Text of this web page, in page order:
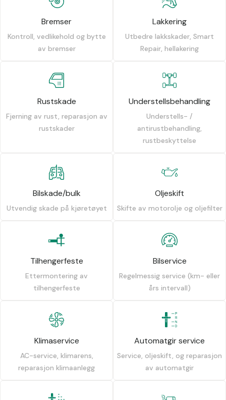
Bremser
Kontroll, vedlikehold og bytte
av bremser
Lakkering
Utbedre lakkskader, Smart
Repair, hellakering
Rustskade
Fjerning av rust, reparasjon av
rustskader
Understellsbehandling
Understells- /
antirustbehandling,
rustbeskyttelse
Bilskade/bulk
Utvendig skade på kjøretøyet
Oljeskift
Skifte av motorolje og oljefilter
Tilhengerfeste
Ettermontering av
tilhengerfeste
Bilservice
Regelmessig service (km- eller
års intervall)
Klimaservice
AC-service, klimarens,
reparasjon klimaanlegg
Automatgir service
Service, oljeskift, og reparasjon
av automatgir